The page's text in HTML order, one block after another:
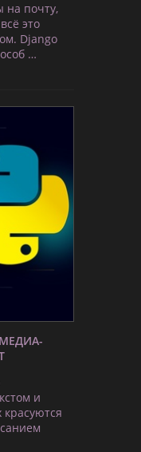
на почту,
это
Django
…
и
красуются